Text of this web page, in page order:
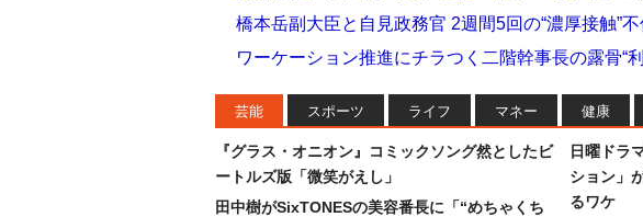
橋本岳副大臣と自見政務官 2週間5回の“濃厚接触”
ワーケーション推進にチラつく二階幹事長の露骨“
芸能 スポーツ ライフ マネー 健康
『グラス・オニオン』コミックソング然としたビ
ートルズ版「微笑がえし」
田中樹がSixTONESの美容番長に「“めちゃくち
日曜ドラ
ション」
るワケ